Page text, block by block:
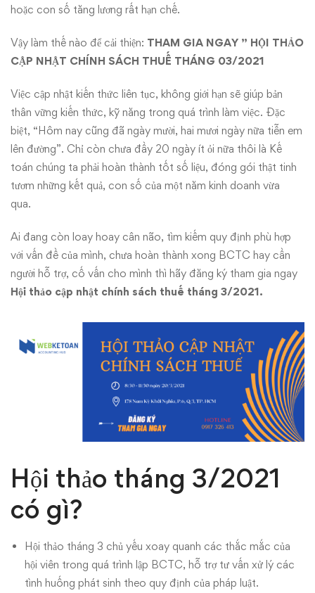
hoặc con số tăng lương rất hạn chế.
Vậy làm thế nào để cải thiện: THAM GIA NGAY ” HỘI THẢO
CẬP NHẬT CHÍNH SÁCH THUẾ THÁNG 03/2021
Việc cập nhật kiến thức liên tục, không giới hạn sẽ giúp bản
thân vững kiến thức, kỹ năng trong quá trình làm việc. Đặc
biệt, “Hôm nay cũng đã ngày mười, hai mươi ngày nữa tiễn em
lên đường”. Chỉ còn chưa đầy 20 ngày ít ỏi nữa thôi là Kế
toán chúng ta phải hoàn thành tốt số liệu, đóng gói thật tinh
tươm những kết quả, con số của một năm kinh doanh vừa
qua.
Ai đang còn loay hoay cân não, tìm kiếm quy định phù hợp
với vấn đề của mình, chưa hoàn thành xong BCTC hay cần
người hỗ trợ, cố vấn cho mình thì hãy đăng ký tham gia ngay
Hội thảo cập nhật chính sách thuế tháng 3/2021.
Hội thảo tháng 3/2021
có gì?
Hội thảo tháng 3 chủ yếu xoay quanh các thắc mắc của
hội viên trong quá trình lập BCTC, hỗ trợ tư vấn xử lý các
tình huống phát sinh theo quy định của pháp luật.